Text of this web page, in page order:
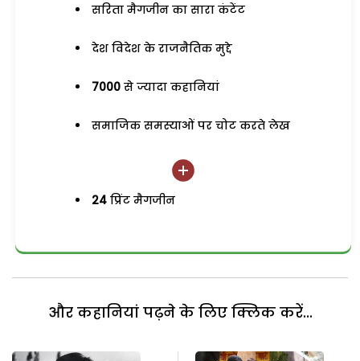
सरिता मैगजीन का सारा कंटेंट
देश विदेश के राजनैतिक मुद्दे
7000 से ज्यादा कहानियां
समाजिक समस्याओं पर चोट करते लेख
24 प्रिंट मैगजीन
और कहानियां पढ़ने के लिए क्लिक करें...